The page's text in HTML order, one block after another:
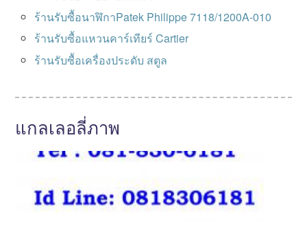
ร้านรับซื้อนาฬิกาPatek Philippe 7118/1200A-010
ร้านรับซื้อแหวนคาร์เทียร์ Cartier
ร้านรับซื้อเครื่องประดับ สตูล
แกลเลอลี่ภาพ